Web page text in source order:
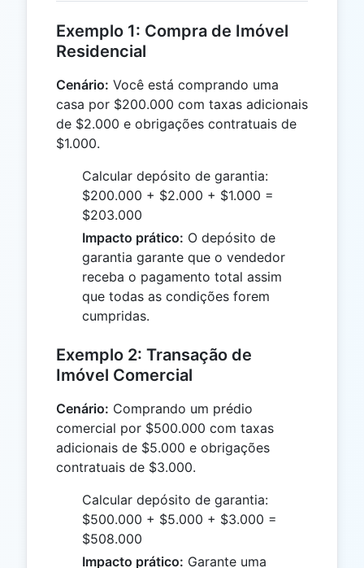
Exemplo 1: Compra de Imóvel
Residencial
Cenário: Você está comprando uma
casa por $200.000 com taxas adicionais
de $2.000 e obrigações contratuais de
$1.000.
Calcular depósito de garantia:
$200.000 + $2.000 + $1.000 =
$203.000
Impacto prático: O depósito de
garantia garante que o vendedor
receba o pagamento total assim
que todas as condições forem
cumpridas.
Exemplo 2: Transação de
Imóvel Comercial
Cenário: Comprando um prédio
comercial por $500.000 com taxas
adicionais de $5.000 e obrigações
contratuais de $3.000.
Calcular depósito de garantia:
$500.000 + $5.000 + $3.000 =
$508.000
Impacto prático: Garante uma